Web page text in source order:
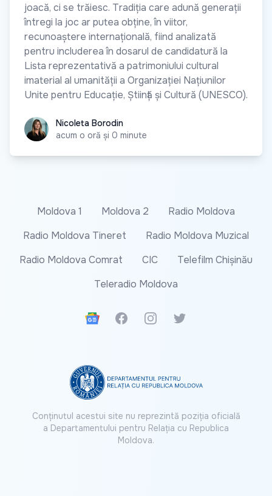
joacă, ci se trăiesc. Tradiția care adună generații
întregi la joc ar putea obține, în viitor,
recunoaștere internațională, fiind analizată
pentru includerea în dosarul de candidatură la
Lista reprezentativă a patrimoniului cultural
imaterial al umanității a Organizației Națiunilor
Unite pentru Educație, Știință și Cultură (UNESCO).
Nicoleta Borodin
Nicoleta Borodin
acum o oră și 0 minute
Moldova 1 Moldova 2
Radio Moldova
Radio Moldova Tineret
Radio Moldova Muzical
Radio Moldova Comrat
CIC
Telefilm Chișinău
Teleradio Moldova
Google News
FacebookInstagramTwitter
Conținutul acestui site nu reprezintă poziția oficială
a Departamentului pentru Relația cu Republica
Moldova.